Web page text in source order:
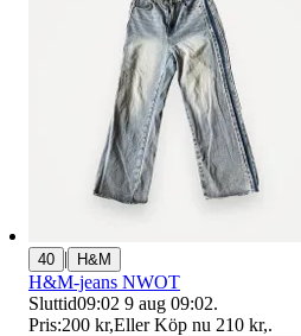
40 | H&M
H&M-jeans NWOT
Sluttid09:02 9 aug 09:02.
Pris:200 kr,Eller Köp nu 210 kr,.